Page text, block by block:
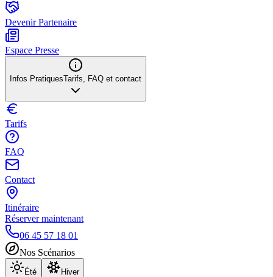
Devenir Partenaire
Espace Presse
Infos PratiquesTarifs, FAQ et contact
Tarifs
FAQ
Contact
Itinéraire
Réserver maintenant
06 45 57 18 01
Nos Scénarios
Été Hiver